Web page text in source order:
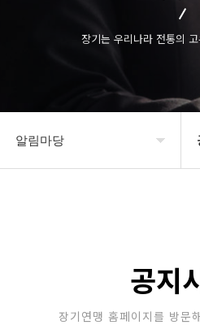
장기는 우리나라 전통의
알림마당
공지
장기연맹 홈페이지를 방문